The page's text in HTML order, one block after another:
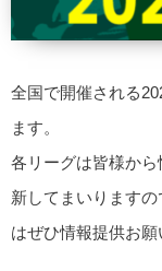
全国で開催される
ます。
各リーグは皆様か
新してまいります
はぜひ情報提供お願